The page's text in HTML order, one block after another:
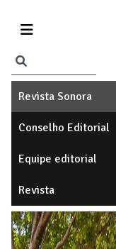
Revista Sonora
Conselho Editorial
Equipe editorial
Revista